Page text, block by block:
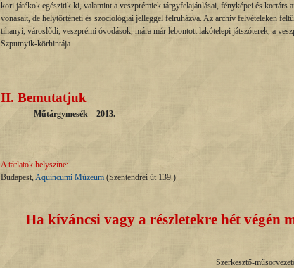
kori játékok egészitik ki, valamint a veszprémiek tárgyfelajánlásai, fényképei és kortárs
vonásait, de helytörténeti és szociológiai jelleggel felruházva. Az archiv felvételeken
tihanyi, városlődi, veszprémi óvodások, mára már lebontott lakótelepi játszóterek, a
Szputnyik-körhintája.
II. Bemutatjuk
Műtárgymesék – 2013.
A tárlatok helyszíne:
Budapest, Aquincumi Múzeum (Szentendrei út 139.)
Ha kíváncsi vagy a részletekre hét végén
Szerkesztő-